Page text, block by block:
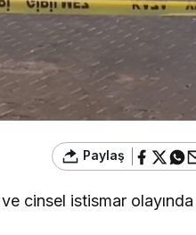
Paylaş
cinsel istismar